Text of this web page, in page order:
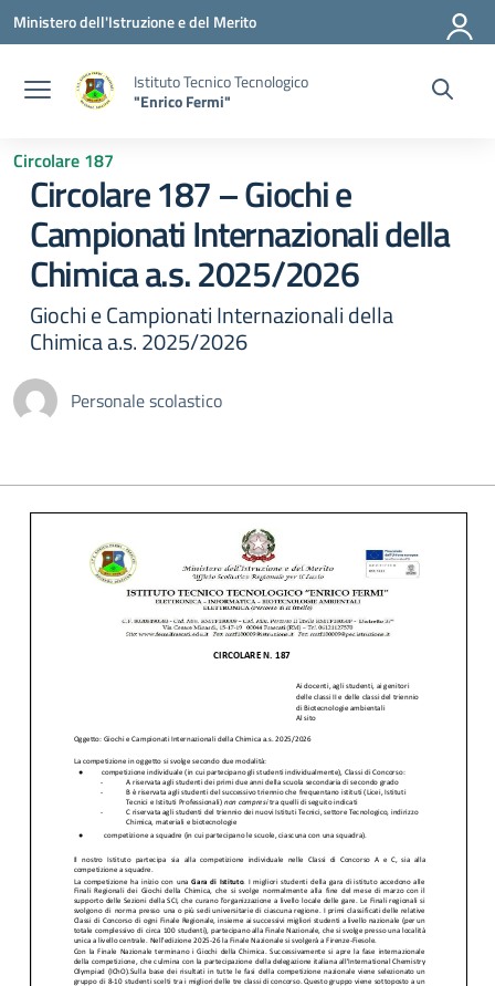
Vai ai contenuti
Vai al menu di navigazione
Vai al footer
Ministero dell'Istruzione e del Merito
Istituto Tecnico Tecnologico
"Enrico Fermi"
Circolare 187
Circolare 187 – Giochi e
Campionati Internazionali della
Chimica a.s. 2025/2026
Giochi e Campionati Internazionali della
Chimica a.s. 2025/2026
Personale scolastico